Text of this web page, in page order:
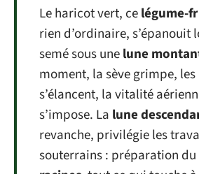
Le haricot vert, celégume-
rien d’ordinaire, s’épanouit
semé sous unelune
moment, la sève grimpe, les
s’élancent, la vitalité
s’impose. La lune
revanche, privilégie les
souterrains : préparation du